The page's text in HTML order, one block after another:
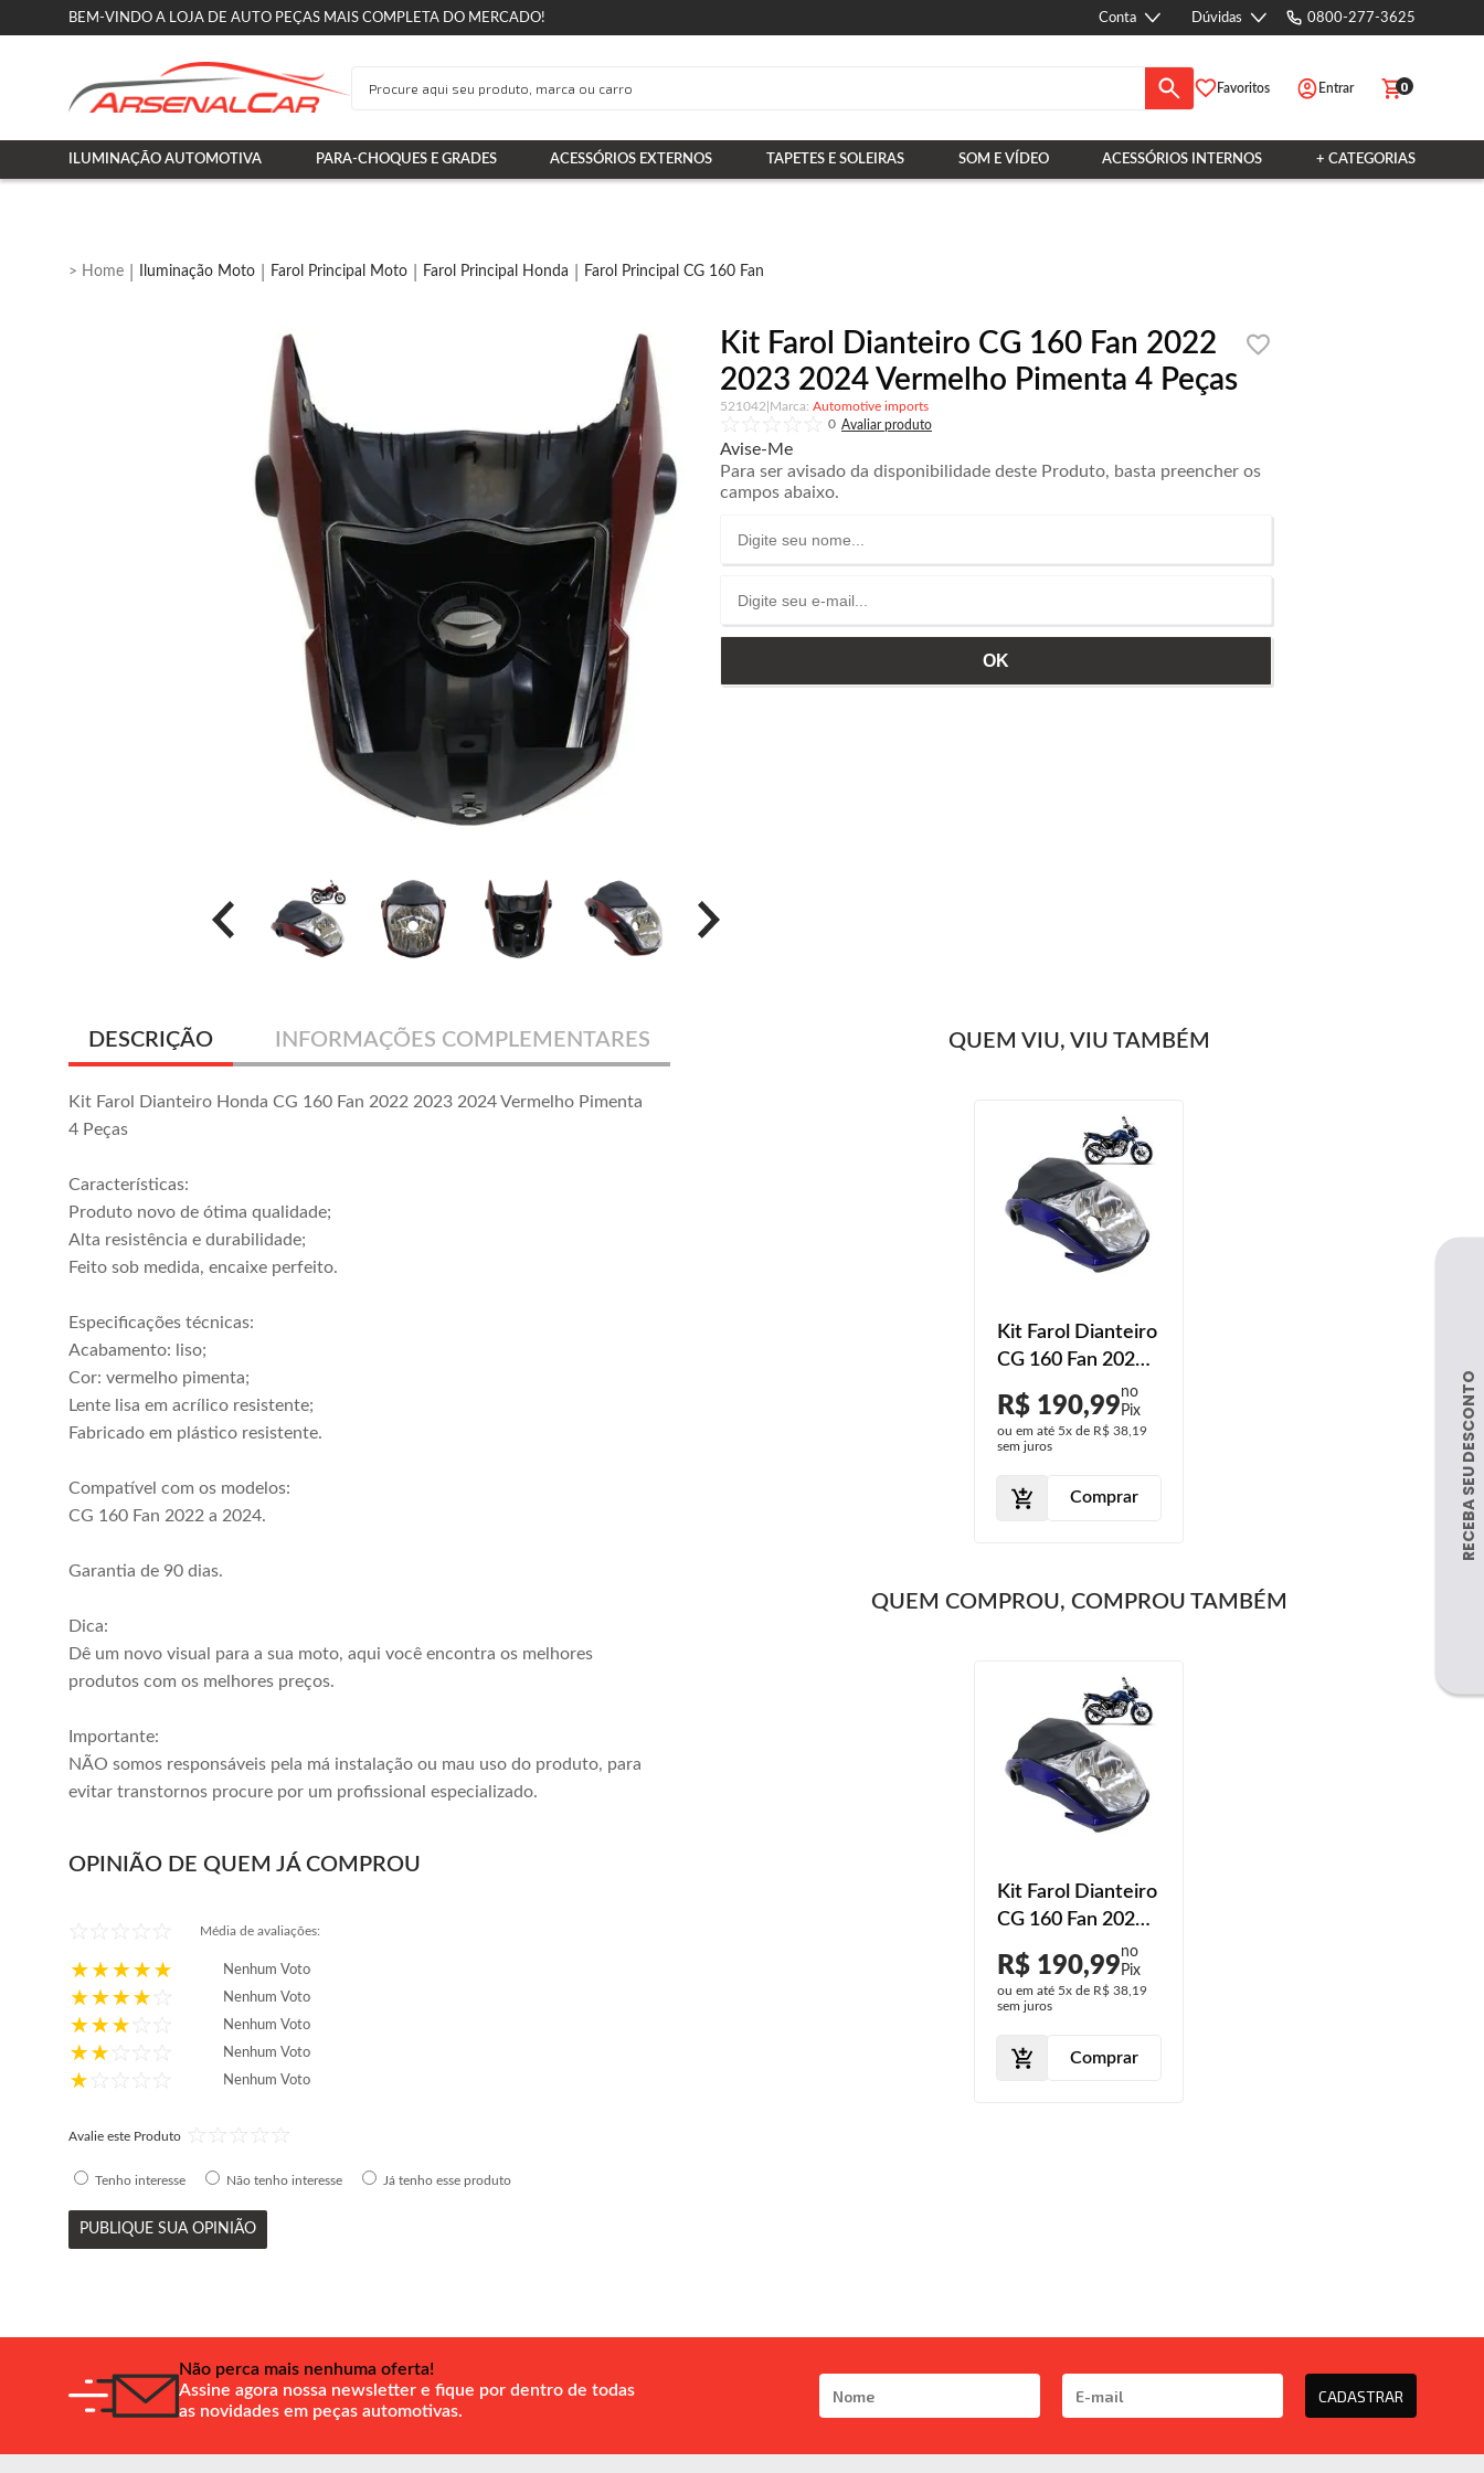
BEM-VINDO A LOJA DE AUTO PEÇAS MAIS COMPLETA DO MERCADO! Conta Dúvidas 0800-277-3625
Favoritos Entrar 0
ILUMINAÇÃO AUTOMOTIVA PARA-CHOQUES E GRADES ACESSÓRIOS EXTERNOS TAPETES E SOLEIRAS SOM E VÍDEO ACESSÓRIOS INTERNOS + CATEGORIAS
Iluminação Moto Farol Principal Moto Farol Principal Honda Farol Principal CG 160 Fan
Kit Farol Dianteiro CG 160 Fan 2022
2023 2024 Vermelho Pimenta 4 Peças
521042
Automotive imports
0
Avise-Me
Para ser avisado da disponibilidade deste Produto, basta preencher os
campos abaixo.
DESCRIÇÃO INFORMAÇÕES COMPLEMENTARES
Kit Farol Dianteiro Honda CG 160 Fan 2022 2023 2024 Vermelho Pimenta
4 Peças
Características:
Produto novo de ótima qualidade;
Alta resistência e durabilidade;
Feito sob medida, encaixe perfeito.
Especificações técnicas:
Acabamento: liso;
Cor: vermelho pimenta;
Lente lisa em acrílico resistente;
Fabricado em plástico resistente.
Compatível com os modelos:
CG 160 Fan 2022 a 2024.
Garantia de 90 dias.
Dica:
Dê um novo visual para a sua moto, aqui você encontra os melhores
produtos com os melhores preços.
Importante:
NÃO somos responsáveis pela má instalação ou mau uso do produto, para
evitar transtornos procure por um profissional especializado.
OPINIÃO DE QUEM JÁ COMPROU
Média de avaliações:
Nenhum Voto
Nenhum Voto
Nenhum Voto
Nenhum Voto
Nenhum Voto
Avalie este Produto
Tenho interesse Não tenho interesse Já tenho esse produto
PUBLIQUE SUA OPINIÃO
QUEM VIU, VIU TAMBÉM
Kit Farol Dianteiro
CG 160 Fan 2022
Perolizado
R$ 190,99
ou em até 5x de R$ 38,19
sem juros
Comprar
QUEM COMPROU, COMPROU TAMBÉM
Kit Farol Dianteiro
CG 160 Fan 2022
Azul Caraiva
Perolizado
R$ 190,99
ou em até 5x de R$ 38,19
sem juros
Comprar
Não perca mais nenhuma oferta!
Assine agora nossa newsletter e fique por dentro de todas
as novidades em peças automotivas.
CADASTRAR